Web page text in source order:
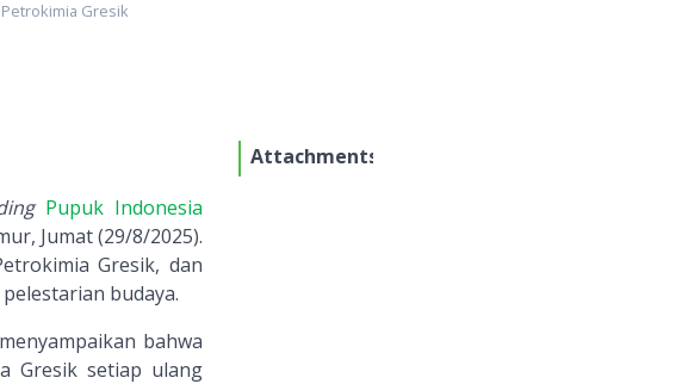
Gresik
Pupuk Indonesia
Jumat (29/8/2025).
Gresik, dan
budaya.
bahwa
Gresik setiap ulang
Attachments